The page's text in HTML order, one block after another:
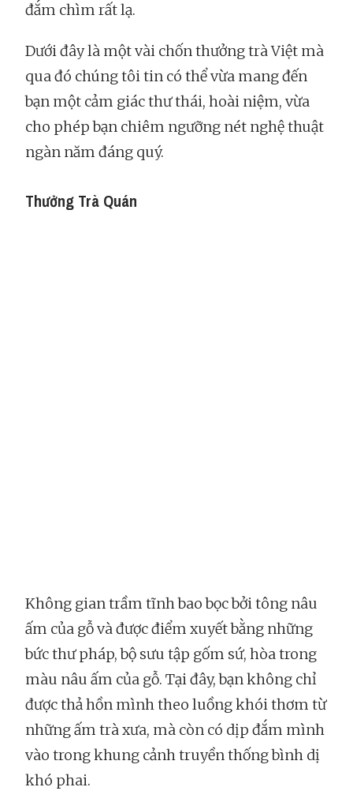
đắm chìm rất lạ.
Dưới đây là một vài chốn thưởng trà Việt mà
qua đó chúng tôi tin có thể vừa mang đến
bạn một cảm giác thư thái, hoài niệm, vừa
cho phép bạn chiêm ngưỡng nét nghệ thuật
ngàn năm đáng quý.
Thưởng Trà Quán
Không gian trầm tĩnh bao bọc bởi tông nâu
ấm của gỗ và được điểm xuyết bằng những
bức thư pháp, bộ sưu tập gốm sứ, hòa trong
màu nâu ấm của gỗ. Tại đây, bạn không chỉ
được thả hồn mình theo luồng khói thơm từ
những ấm trà xưa, mà còn có dịp đắm mình
vào trong khung cảnh truyền thống bình dị
khó phai.